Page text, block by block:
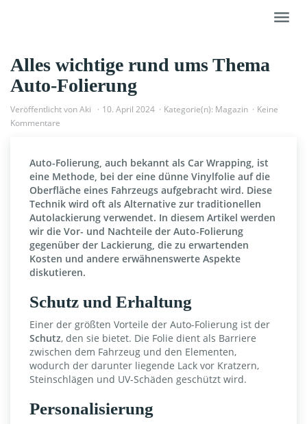
Alles wichtige rund ums Thema
Auto-Folierung
Veröffentlicht vonAki 10. April 2024 Kategorie(n): Magazin
Keine
Kommentare
Auto-Folierung, auch bekannt als Car Wrapping, ist
eine Methode, bei der eine dünne Vinylfolie auf die
Oberfläche eines Fahrzeugs aufgebracht wird. Diese
Technik wird oft als Alternative zur traditionellen
Autolackierung verwendet. In diesem Artikel werden
wir die Vor- und Nachteile der Auto-Folierung
gegenüber der Lackierung, die zu erwartenden
Kosten und andere erwähnenswerte Aspekte
diskutieren.
Schutz und Erhaltung
Einer der größten Vorteile der Auto-Folierung ist der
Schutz, den sie bietet. Die Folie dient als Barriere
zwischen dem Fahrzeug und den Elementen,
wodurch der darunter liegende Lack vor Kratzern,
Steinschlägen und UV-Schäden geschützt wird.
Personalisierung